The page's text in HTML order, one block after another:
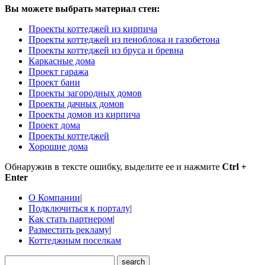
Вы можете выбрать материал стен:
Проекты коттеджей из кирпича
Проекты коттеджей из пеноблока и газобетона
Проекты коттеджей из бруса и бревна
Каркасные дома
Проект гаража
Проект бани
Проекты загородных домов
Проекты дачных домов
Проекты домов из кирпича
Проект дома
Проекты коттеджей
Хорошие дома
Обнаружив в тексте ошибку, выделите ее и нажмите Ctrl +
Enter
О Компании|
Подключиться к порталу|
Как стать партнером|
Разместить рекламу|
Коттеджным поселкам